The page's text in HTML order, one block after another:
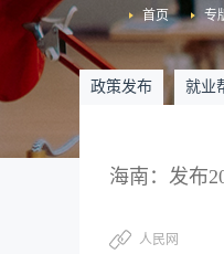
专
首页
政策发布 就业
海南：发布
​人民网